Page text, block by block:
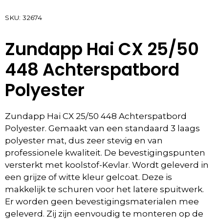
SKU: 32674
Zundapp Hai CX 25/50
448 Achterspatbord
Polyester
Zundapp Hai CX 25/50 448 Achterspatbord
Polyester. Gemaakt van een standaard 3 laags
polyester mat, dus zeer stevig en van
professionele kwaliteit. De bevestigingspunten
versterkt met koolstof-Kevlar. Wordt geleverd in
een grijze of witte kleur gelcoat. Deze is
makkelijk te schuren voor het latere spuitwerk.
Er worden geen bevestigingsmaterialen mee
geleverd. Zij zijn eenvoudig te monteren op de